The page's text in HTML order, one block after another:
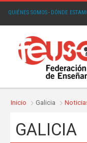
QUIÉNES SOMOS· DÓNDE
Inicio Galicia
GALICIA